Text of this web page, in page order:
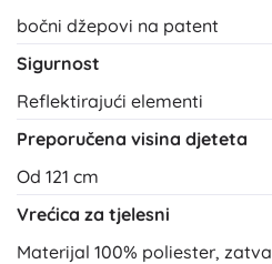
bočni džepovi na patent
Sigurnost
Reflektirajući elementi
Preporučena visina djeteta
Od 121 cm
Vrećica za tjelesni
Materijal 100% poliester,